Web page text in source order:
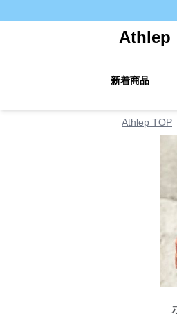
Athlep
新着商品
Athlep TOP